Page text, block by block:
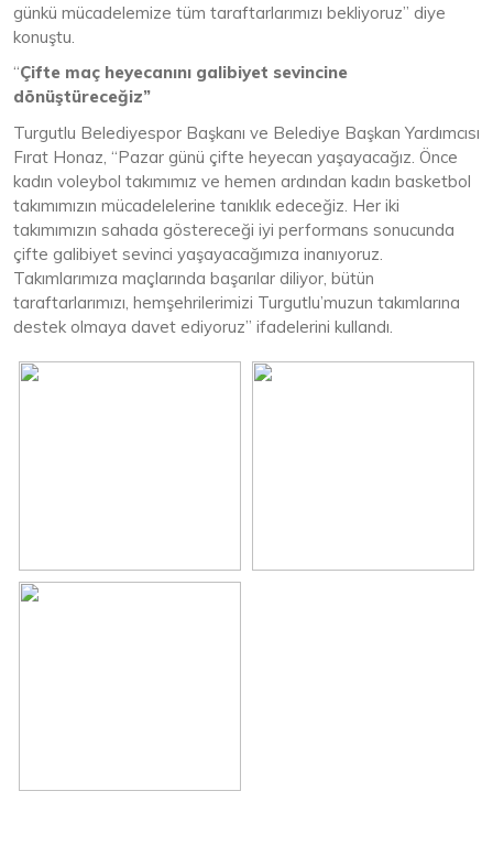
günkü mücadelemize tüm taraftarlarımızı bekliyoruz” diye
konuştu.
“Çifte maç heyecanını galibiyet sevincine
dönüştüreceğiz”
Turgutlu Belediyespor Başkanı ve Belediye Başkan Yardımcısı
Fırat Honaz, “Pazar günü çifte heyecan yaşayacağız. Önce
kadın voleybol takımımız ve hemen ardından kadın basketbol
takımımızın mücadelelerine tanıklık edeceğiz. Her iki
takımımızın sahada göstereceği iyi performans sonucunda
çifte galibiyet sevinci yaşayacağımıza inanıyoruz.
Takımlarımıza maçlarında başarılar diliyor, bütün
taraftarlarımızı, hemşehrilerimizi Turgutlu’muzun takımlarına
destek olmaya davet ediyoruz” ifadelerini kullandı.